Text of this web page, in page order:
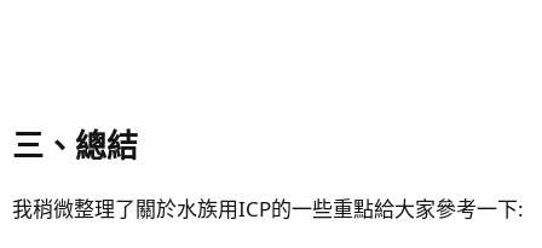
三、總結
我稍微整理了關於水族用ICP的一些重點給大家參考一下: